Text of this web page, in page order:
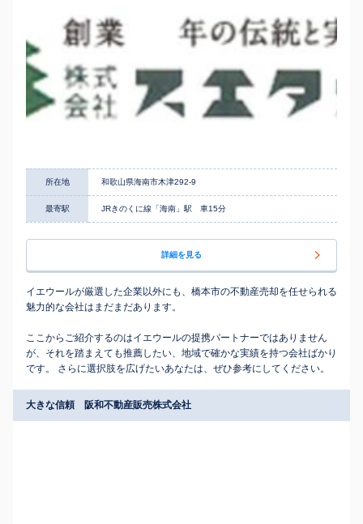
所在地 和歌山県海南市木津292-9
最寄駅 JRきのくに線「海南」駅 車15分
詳細を見る
イエウールが厳選した企業以外にも、橋本市の不動産売却を任せられる
魅力的な会社はまだまだあります。
ここからご紹介するのはイエウールの提携パートナーではありません
が、それを踏まえても推薦したい、地域で確かな実績を持つ会社ばかり
です。 さらに選択肢を広げたいあなたは、ぜひ参考にしてください。
大きな信頼 阪和不動産販売株式会社